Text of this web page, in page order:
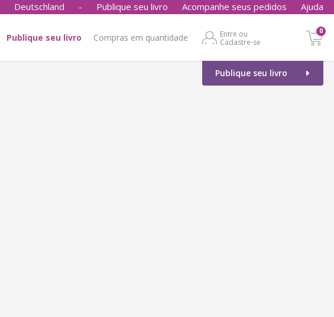
Deutschland - Publique seu livro Acompanhe seus pedidos Ajuda
Publique seu livro Compras em quantidade
Entre ou
Cadastre-se
0
Publique seu livro